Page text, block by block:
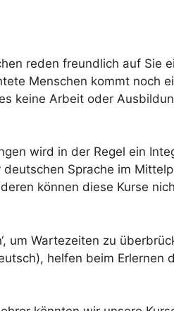
reden freundlich auf Sie
Menschen kommt noch
keine Arbeit oder
wird in der Regel ein
Sprache im
können diese Kurse
um Wartezeiten zu
helfen beim Erlernen